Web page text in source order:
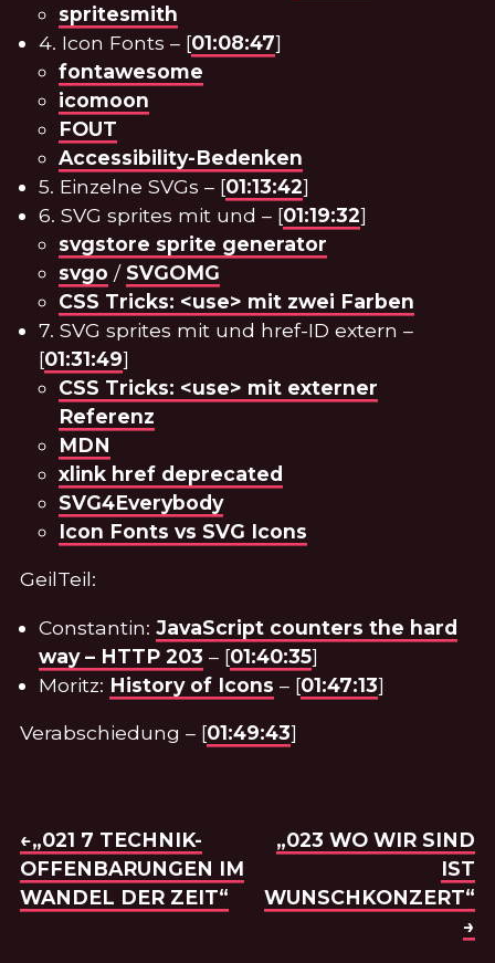
spritesmith
4. Icon Fonts – [01:08:47]
fontawesome
icomoon
FOUT
Accessibility-Bedenken
5. Einzelne SVGs – [01:13:42]
6. SVG sprites mit und– [01:19:32]
svgstore sprite generator
svgo / SVGOMG
CSS Tricks: <use> mit zwei Farben
7. SVG sprites mit und href-ID extern –
[01:31:49]
CSS Tricks: <use> mit externer
Referenz
MDN
xlink href deprecated
SVG4Everybody
Icon Fonts vs SVG Icons
GeilTeil:
Constantin:JavaScript counters the hard
way – HTTP 203 – [01:40:35]
Moritz: History of Icons – [01:47:13]
Verabschiedung – [01:49:43]
BEITRAGSNAVIGATION
VORHERIGE FOLGE:
←„021 7 TECHNIK-
OFFENBARUNGEN IM
WANDEL DER ZEIT“
NÄCHSTE FOLGE:
„023 WO WIR SIND
IST
WUNSCHKONZERT“
→